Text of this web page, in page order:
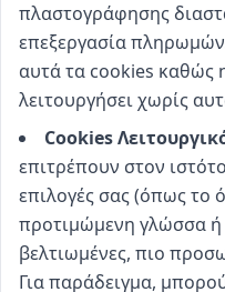
πλαστογράφησης
επεξεργασία
αυτά τα cookies καθώς
λειτουργήσει χωρίς
Cookies
επιτρέπουν στον
επιλογές σας (όπως το
προτιμώμενη γλώσσα ή
βελτιωμένες, πιο
Για παράδειγμα,